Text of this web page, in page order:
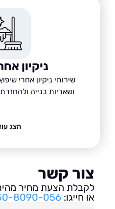
ניקיון אחרי
שירותי ניקיון אחרי שיפוץ
ושאריות בנייה ולהחזרת הבית
קשר
הצעת מחיר מהירה
חייגו:050-8090-056